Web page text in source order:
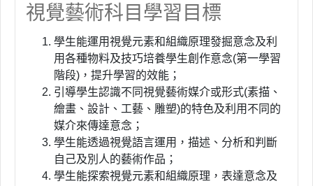
視覺藝術科目學習目標
學生能運用視覺元素和組織原理發掘意念及利
用各種物料及技巧培養學生創作意念(第一學習
階段) ，提升學習的效能；
引導學生認識不同視覺藝術媒介或形式(素描、
繪畫、設計、工藝、雕塑)的特色及利用不同的
媒介來傳達意念；
學生能透過視覺語言運用，描述、分析和判斷
自己及別人的藝術作品；
學生能探索視覺元素和組織原理，表達意念及